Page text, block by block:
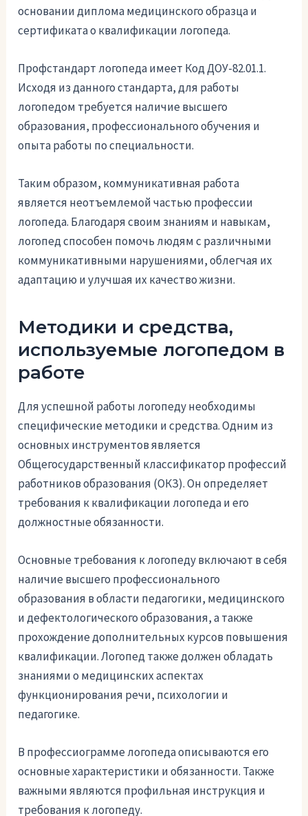
основании диплома медицинского образца и
сертификата о квалификации логопеда.
Профстандарт логопеда имеет Код ДОУ-82.01.1.
Исходя из данного стандарта, для работы
логопедом требуется наличие высшего
образования, профессионального обучения и
опыта работы по специальности.
Таким образом, коммуникативная работа
является неотъемлемой частью профессии
логопеда. Благодаря своим знаниям и навыкам,
логопед способен помочь людям с различными
коммуникативными нарушениями, облегчая их
адаптацию и улучшая их качество жизни.
Методики и средства,
используемые логопедом в
работе
Для успешной работы логопеду необходимы
специфические методики и средства. Одним из
основных инструментов является
Общегосударственный классификатор профессий
работников образования (ОКЗ). Он определяет
требования к квалификации логопеда и его
должностные обязанности.
Основные требования к логопеду включают в себя
наличие высшего профессионального
образования в области педагогики, медицинского
и дефектологического образования, а также
прохождение дополнительных курсов повышения
квалификации. Логопед также должен обладать
знаниями о медицинских аспектах
функционирования речи, психологии и
педагогике.
В профессиограмме логопеда описываются его
основные характеристики и обязанности. Также
важными являются профильная инструкция и
требования к логопеду.